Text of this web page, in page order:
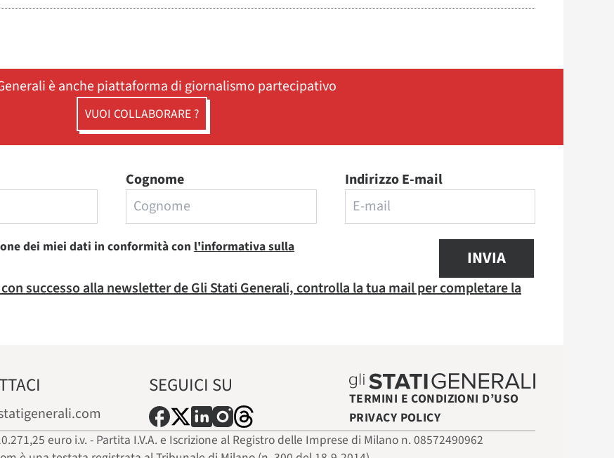
è anche piattaforma di giornalismo partecipativo
VUOI COLLABORARE ?
Cognome Indirizzo E-mail
dei miei dati in conformità con l'informativa sulla
INVIA
successo alla newsletter de Gli Stati Generali, controlla la tua mail per completare la
SEGUICI SU
TERMINI E CONDIZIONI D’USO
PRIVACY POLICY
euro i.v. - Partita I.V.A. e Iscrizione al Registro delle Imprese di Milano n. 08572490962